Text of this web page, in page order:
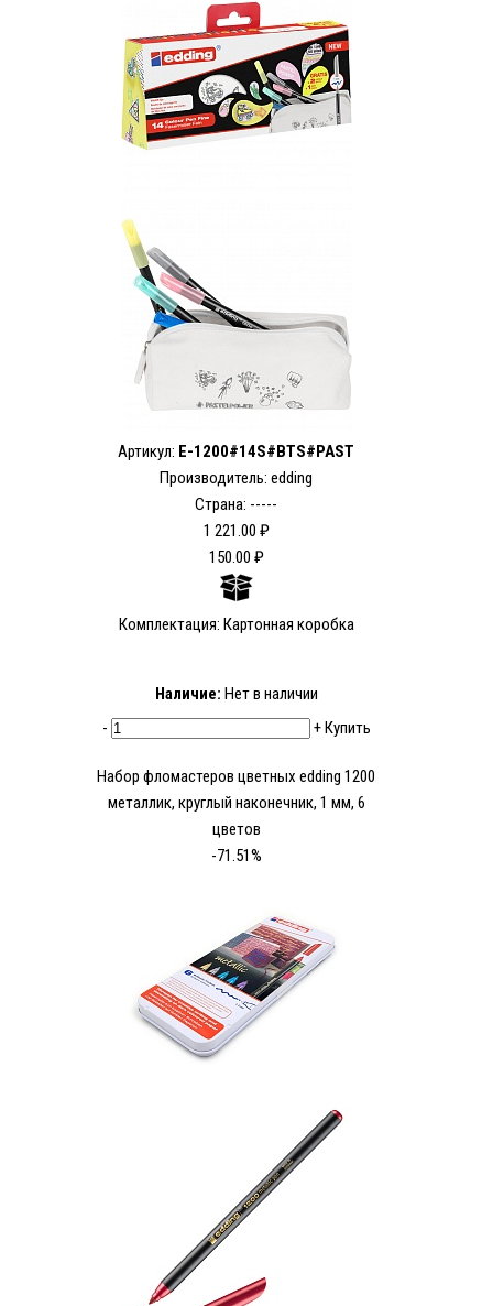
Артикул: E-1200#14S#BTS#PAST
Производитель: edding
Страна: -----
1 221.00 ₽
150.00 ₽
Комплектация: Картонная коробка
Наличие: Нет в наличии
-
+Купить
Набор фломастеров цветных edding 1200
металлик, круглый наконечник, 1 мм, 6
цветов
-71.51%